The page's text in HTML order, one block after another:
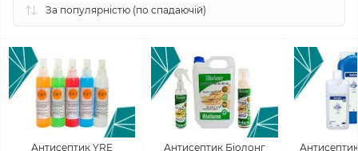
Антисептик YRE Антисептик Біолонг